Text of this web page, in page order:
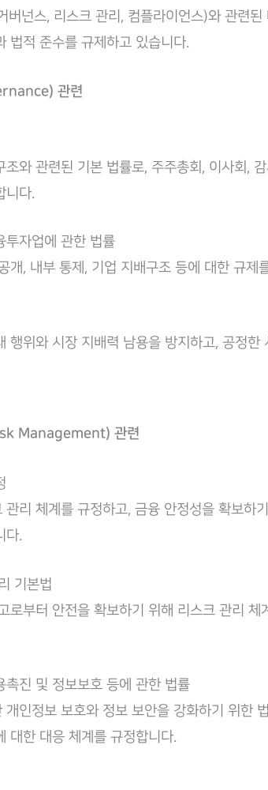
버넌스, 리스크 관리, 컴플라이언스)와 관련된
법적 준수를 규제하고 있습니다.
관련
조와 관련된 기본 법률로, 주주총회, 이사회,
니다.
투자업에 관한 법률
개, 내부 통제, 기업 지배구조 등에 대한 규제
행위와 시장 지배력 남용을 방지하고, 공정한
Management) 관련
관리 체계를 규정하고, 금융 안정성을 확보하
다.
기본법
로부터 안전을 확보하기 위해 리스크 관리 체
촉진 및 정보보호 등에 관한 법률
개인정보 보호와 정보 보안을 강화하기 위한
대한 대응 체계를 규정합니다.